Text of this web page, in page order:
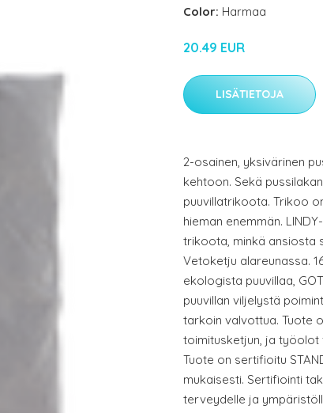
Color: Harmaa
20.49 EUR
LISÄTIETOJA
2-osainen, yksivärinen
kehtoon. Sekä
puuvillatrikoota. Trikoo
hieman enemmän.
trikoota, minkä ansiosta
Vetoketju alareunassa.
ekologista puuvillaa,
puuvillan viljelystä
tarkoin valvottua. Tuote
toimitusketjun, ja työolot
Tuote on sertifioitu
mukaisesti. Sertifiointi
terveydelle ja